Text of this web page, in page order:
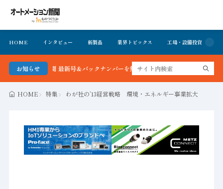
HOME インタビュー 新製品 業界トピックス 工場・設備投資
お知らせ
ョン新聞 最新号＆バックナンバーを無料で公開中 詳細はこちら
HOME 特集 わが社の’13経営戦略 環境・エネルギー事業拡大